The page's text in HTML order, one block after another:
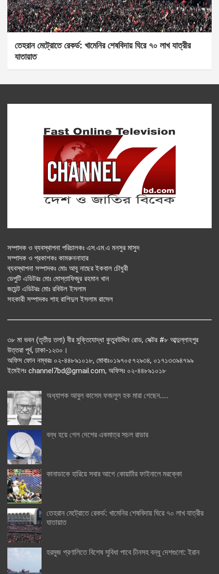
তেহরান মেট্রোতে রেকর্ড: খামেনির শেষবিদায় ঘিরে ৭০ লাখ যাত্রীর
যাতায়াত
সম্পাদক ও ব্যবস্থাপনা পরিচালকঃ এস.এম.এ মনসুর মাসুদ
সম্পাদক ও প্রকাশকঃ কামরুননাহার
ব্যবস্থাপনা সম্পাদকঃ মোঃ আবু নাছের ইকবাল চৌধুরী
ডেপুটি এডিটরঃ মোঃ মোস্তাফিজুর রহমান খান
জয়েন্ট এডিটরঃ মোঃ রবিউল ইসলাম
সহকারী সম্পাদকঃ শাহ রাশিদুল ইসলাম রাসেল
৩৮ মা ভবন (তৃতীয় তলা) বীর মুক্তিযোদ্ধা কুতুবউদ্দিন রোড, সেক্টর #৮ আব্দুল্লাহপুর
উত্তরা পূর্ব, ঢাকা-১২৩০।
অফিস ফোন নম্বরঃ ০২-৪৪৮৯১০১৮, মোবাঃ০১৯৭০৫৭২৯৩৪, ০১৭১৩৩৯৪৭৯৯
ইমেইলঃ channel7bd@gmail.com, অফিসঃ ০২-৪৪৮৯১০১৮
অধ্যাপক আবুল কাসেম ফজলুল হক মারা গেছেন….
বন্ধ হয়ে গেল দেশের একমাত্র সচল রাডার
কানাডাকে হারিয়ে সবার আগে কোয়ার্টার ফাইনালে মরক্কো
তেহরান মেট্রোতে রেকর্ড: খামেনির শেষবিদায় ঘিরে ৭০ লাখ যাত্রীর
যাতায়াত
হরমুজ প্রণালিতে বিশেষ সুবিধা পাবে চীনসহ বন্ধু দেশগুলো: ইরান